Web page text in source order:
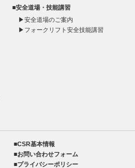
■安全道場・技能講習
▶安全道場のご案内
▶ フォークリフト安全技能講習
■CSR基本情報
■お問い合わせフォーム
■プライバシーポリシー